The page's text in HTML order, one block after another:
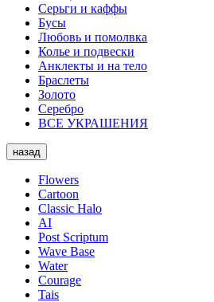
Серьги и каффы
Бусы
Любовь и помолвка
Колье и подвески
Анклекты и на тело
Браслеты
Золото
Серебро
ВСЕ УКРАШЕНИЯ
назад
Flowers
Cartoon
Classic Halo
AI
Post Scriptum
Wave Base
Water
Courage
Tais